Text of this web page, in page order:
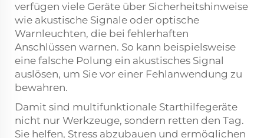
verfügen viele Geräte über Sicherheitshinweise
wie akustische Signale oder optische
Warnleuchten, die bei fehlerhaften
Anschlüssen warnen. So kann beispielsweise
eine falsche Polung ein akustisches Signal
auslösen, um Sie vor einer Fehlanwendung zu
bewahren.
Damit sind multifunktionale Starthilfegeräte
nicht nur Werkzeuge, sondern retten den Tag.
Sie helfen, Stress abzubauen und ermöglichen